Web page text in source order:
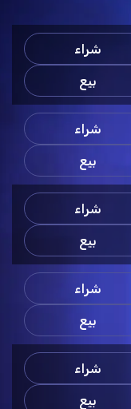
شراء
بيع
شراء
بيع
شراء
بيع
شراء
بيع
شراء
بيع